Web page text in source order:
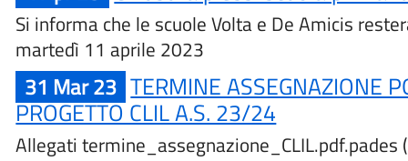
Si informa che le scuole Volta e De Amicis
martedì 11 aprile 2023
31 Mar 23 TERMINE ASSEGNAZIONE
PROGETTO CLIL A.S. 23/24
Allegati termine_assegnazione_CLIL.pdf.pades